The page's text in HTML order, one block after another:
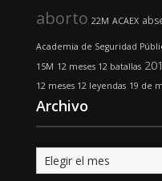
aborto 22M ACAEX
Academia de Seguridad
15M 12 meses 12 batallas
12 meses 12 leyendas 19 de
Archivo
Archivo